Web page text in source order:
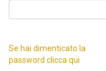
Se hai dimenticato la
password clicca qui